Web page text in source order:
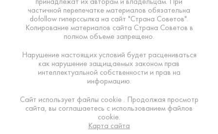
частичной перепечатке материалов обязательна
dofollow гиперссылка на сайт "Страна Советов".
Копирование материалов сайта Страна Советов в
полном объеме запрещено.
Нарушение настоящих условий будет расцениваться
как нарушение защищаемых законом прав
интеллектуальной собственности и прав на
информацию.
Сайт использует файлы cookie . Продолжая просмотр
сайта, вы соглашаетесь с использованием файлов
cookie.
Карта сайта